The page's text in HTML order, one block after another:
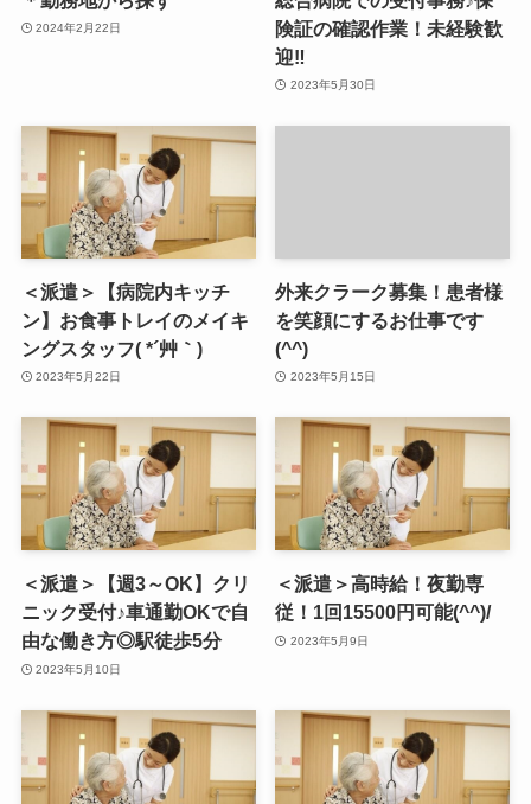
2024年2月22日
険証の確認作業！未経験歓
迎‼
2023年5月30日
＜派遣＞【病院内キッチ
ン】お食事トレイのメイキ
ングスタッフ( *´艸｀)
2023年5月22日
外来クラーク募集！患者様
を笑顔にするお仕事です
(^^)
2023年5月15日
＜派遣＞【週3～OK】クリ
ニック受付♪車通勤OKで自
由な働き方◎駅徒歩5分
2023年5月10日
＜派遣＞高時給！夜勤専
従！1回15500円可能(^^)/
2023年5月9日